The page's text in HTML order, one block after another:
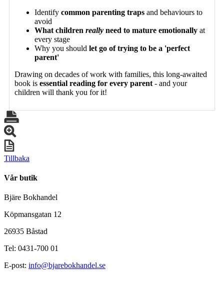
Identify common parenting traps and behaviours to
avoid
What children really need to mature emotionally at
every stage
Why you should let go of trying to be a 'perfect
parent'
Drawing on decades of work with families, this long-awaited
book is essential reading for every parent - and your
children will thank you for it!
Tillbaka
Vår butik
Bjäre Bokhandel
Köpmansgatan 12
26935 Båstad
Tel: 0431-700 01
E-post: info@bjarebokhandel.se